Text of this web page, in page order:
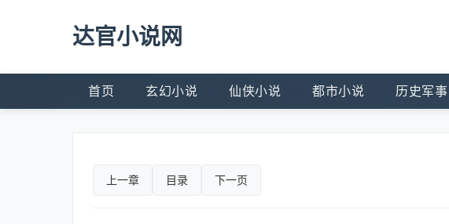
达官小说网
首页 玄幻小说 仙侠小说 都市小说 历史军事
上一章 目录 下一页